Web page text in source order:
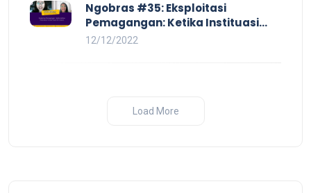
Ngobras #35: Eksploitasi
Pemagangan: Ketika Instituasi
Pendidikan Tunduk pada Hilir
12/12/2022
Load More